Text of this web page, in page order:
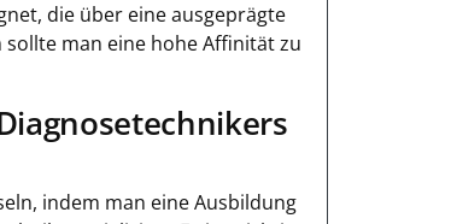
die über eine ausgeprägte
man eine hohe Affinität zu
indem man eine Ausbildung